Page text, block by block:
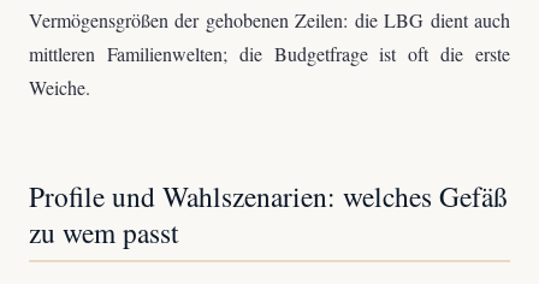
Vermögensgrößen der gehobenen Zeilen: die LBG dient auch
mittleren Familienwelten; die Budgetfrage ist oft die erste
Weiche.
Profile und Wahlszenarien: welches Gefäß
zu wem passt